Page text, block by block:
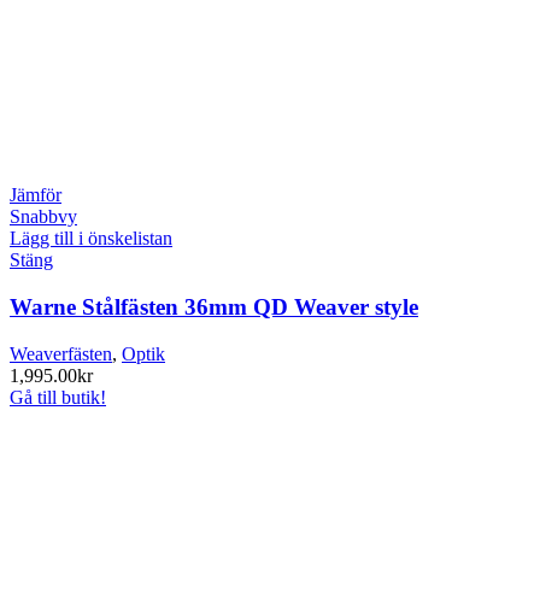
Jämför
Snabbvy
Lägg till i önskelistan
Stäng
Warne Stålfästen 36mm QD Weaver style
Weaverfästen, Optik
1,995.00kr
Gå till butik!